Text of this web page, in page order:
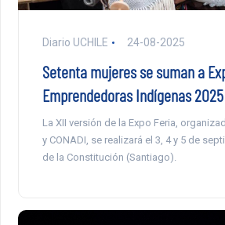
Diario UCHILE 24-08-2025
Setenta mujeres se suman a
Emprendedoras Indígenas 2025
La XII versión de la Expo Feria,
y CONADI, se realizará el 3, 4 y 5 de
de la Constitución (Santiago).